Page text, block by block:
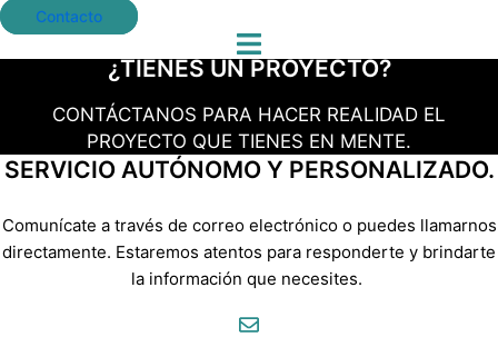
Contacto
¿TIENES UN PROYECTO?
CONTÁCTANOS PARA HACER REALIDAD EL
PROYECTO QUE TIENES EN MENTE.
SERVICIO AUTÓNOMO Y PERSONALIZADO.
Comunícate a través de correo electrónico o puedes llamarnos
directamente. Estaremos atentos para responderte y brindarte
la información que necesites.